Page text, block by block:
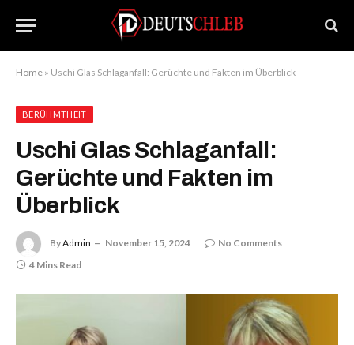
Home » Uschi Glas Schlaganfall: Gerüchte und Fakten im Überblick
BERÜHMTHEIT
Uschi Glas Schlaganfall:
Gerüchte und Fakten im
Überblick
ByAdmin November 15, 2024
No Comments
4 Mins Read